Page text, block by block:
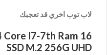
لاب توب اخري قد تعجبك
Core I7-7th Ram 16
SSD M.2 256G UHD